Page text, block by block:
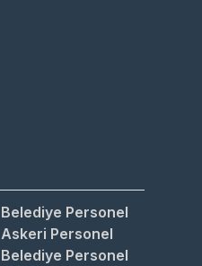
Belediye Personel
Askeri Personel
Belediye Personel